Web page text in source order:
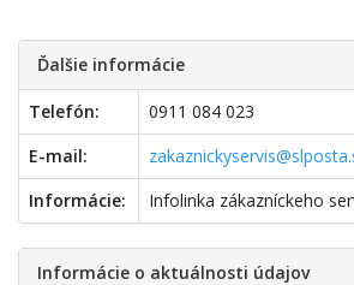
Ďalšie informácie
Telefón:
0911 084 023
E-mail:
Informácie:
Infolinka zákazníckeho
Informácie o aktuálnosti údajov